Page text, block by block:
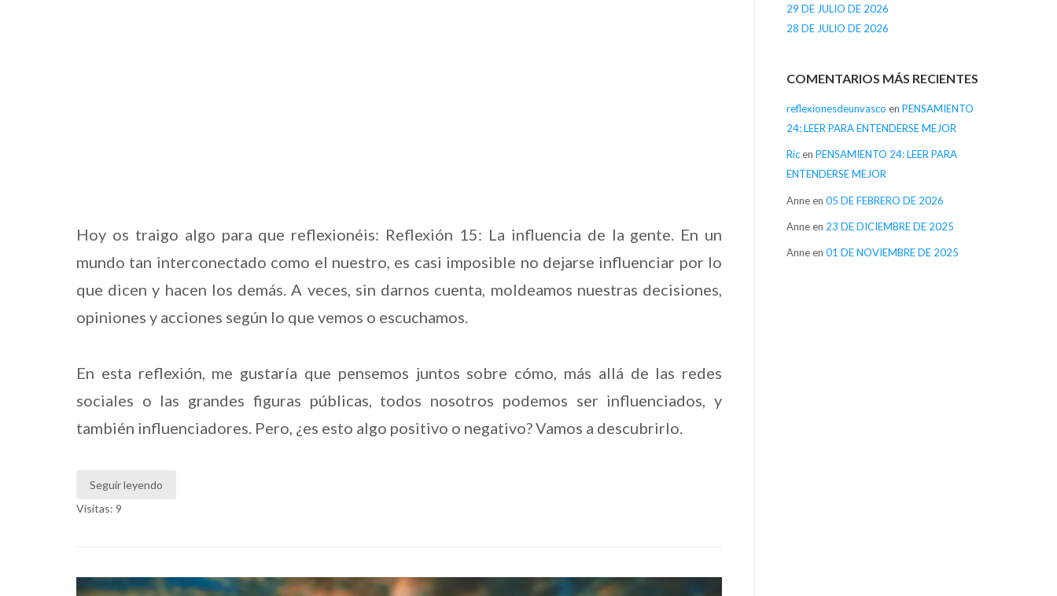
Hoy os traigo algo para que reflexionéis: Reflexión 15: La influencia de la gente. En un
mundo tan interconectado como el nuestro, es casi imposible no dejarse influenciar por lo
que dicen y hacen los demás. A veces, sin darnos cuenta, moldeamos nuestras decisiones,
opiniones y acciones según lo que vemos o escuchamos.
En esta reflexión, me gustaría que pensemos juntos sobre cómo, más allá de las redes
sociales o las grandes figuras públicas, todos nosotros podemos ser influenciados, y
también influenciadores. Pero, ¿es esto algo positivo o negativo? Vamos a descubrirlo.
Seguir leyendo
Visitas: 9
29 DE JULIO DE 2026
28 DE JULIO DE 2026
COMENTARIOS MÁS RECIENTES
reflexionesdeunvasco en PENSAMIENTO
24: LEER PARA ENTENDERSE MEJOR
Ricen PENSAMIENTO 24: LEER PARA
ENTENDERSE MEJOR
Anneen 05 DE FEBRERO DE 2026
Anneen 23 DE DICIEMBRE DE 2025
Anneen 01 DE NOVIEMBRE DE 2025